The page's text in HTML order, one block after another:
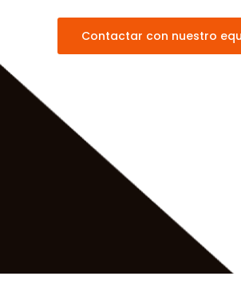
Contactar con nuestro